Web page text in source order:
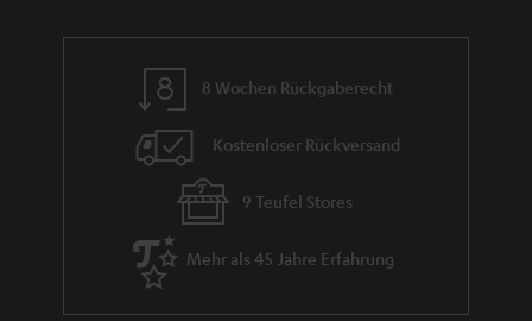
8 Wochen Rückgaberecht
Kostenloser Rückversand
9 Teufel Stores
Mehr als 45 Jahre Erfahrung